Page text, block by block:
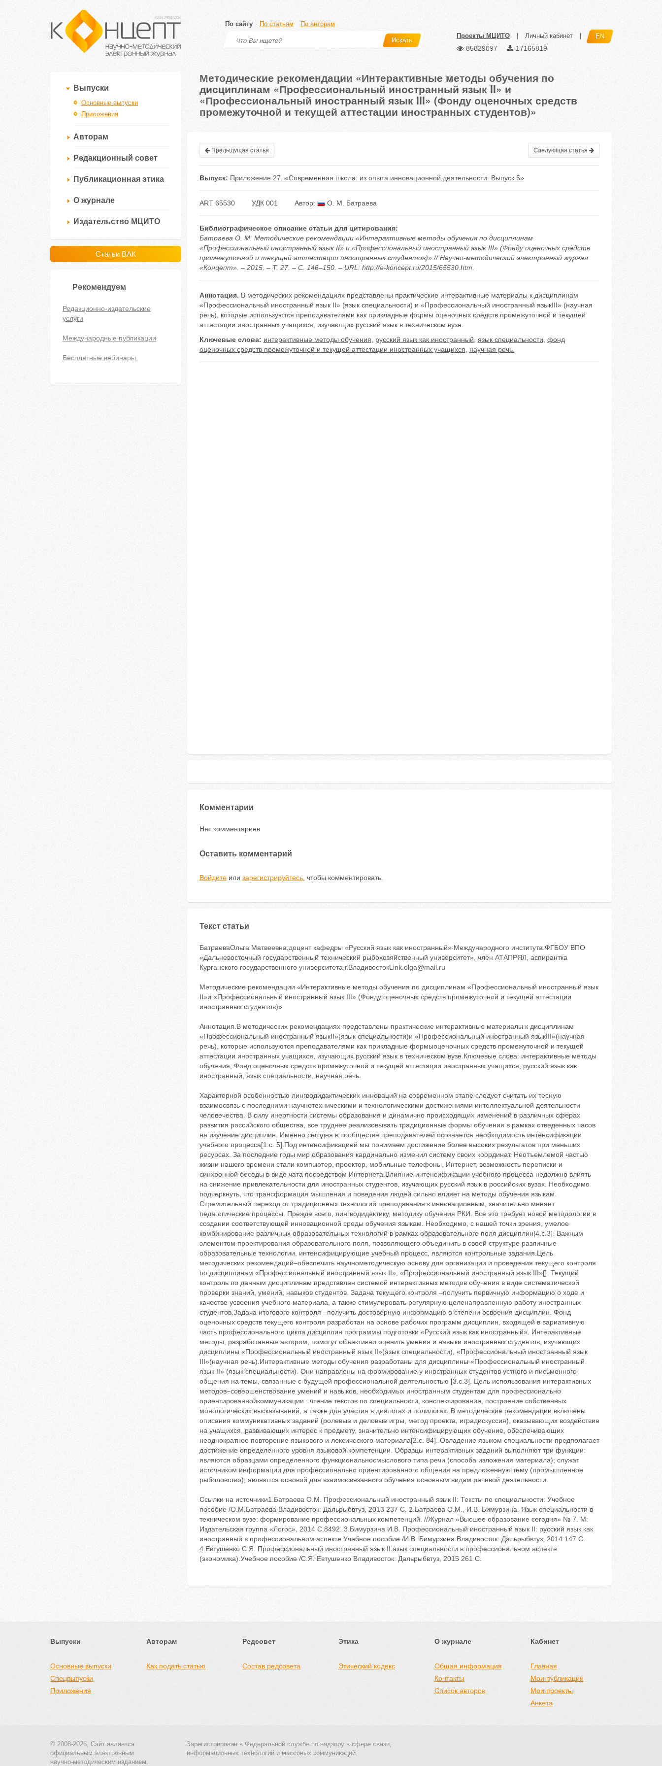
По сайту По статьям По авторам
Искать
Проекты МЦИТО Личный кабинет EN
85829097 17165819
Выпуски
Основные выпуски
Приложения
Авторам
Редакционный совет
Публикационная этика
О журнале
Издательство МЦИТО
Статьи ВАК
Рекомендуем
Редакционно-издательские
услуги
Международные публикации
Бесплатные вебинары
Методические рекомендации «Интерактивные методы обучения по
дисциплинам «Профессиональный иностранный язык II» и
«Профессиональный иностранный язык III» (Фонду оценочных средств
промежуточной и текущей аттестации иностранных студентов)»
Предыдущая статья Следующая статья
Выпуск: Приложение 27. «Современная школа: из опыта инновационной деятельности. Выпуск 5»
ART 65530 УДК 001 Автор: О. М. Батраева
Библиографическое описание статьи для цитирования:
Батраева О. М. Методические рекомендации «Интерактивные методы обучения по дисциплинам
«Профессиональный иностранный язык II» и «Профессиональный иностранный язык III» (Фонду оценочных средств
промежуточной и текущей аттестации иностранных студентов)» // Научно-методический электронный журнал
«Концепт». – 2015. – Т. 27. – С. 146–150. – URL: http://e-koncept.ru/2015/65530.htm.
Аннотация. В методических рекомендациях представлены практические интерактивные материалы к дисциплинам
«Профессиональный иностранный язык II» (язык специальности) и «Профессиональный иностранный языкIII» (научная
речь), которые используются преподавателями как прикладные формы оценочных средств промежуточной и текущей
аттестации иностранных учащихся, изучающих русский язык в техническом вузе.
Ключевые слова: интерактивные методы обучения русский язык как иностранный язык специальности фонд
оценочных средств промежуточной и текущей аттестации иностранных учащихся
научная речь.
Комментарии
Нет комментариев
Оставить комментарий
Войдитеили зарегистрируйтесь, чтобы комментировать.
Текст статьи
БатраеваОльга Матвеевна,доцент кафедры «Русский язык как иностранный» Международного института ФГБОУ ВПО
«Дальневосточный государственный технический рыбохозяйственный университет», член АТАПРЯЛ, аспирантка
Курганского государственного университета,г.ВладивостокLink.olga@mail.ru
Методические рекомендации «Интерактивные методы обучения по дисциплинам «Профессиональный иностранный язык
II»и «Профессиональный иностранный язык III» (Фонду оценочных средств промежуточной и текущей аттестации
иностранных студентов)»
Аннотация.В методических рекомендациях представлены практические интерактивные материалы к дисциплинам
«Профессиональный иностранный языкII»(язык специальности)и «Профессиональный иностранный языкIII»(научная
речь), которые используются преподавателями как прикладные формыоценочных средств промежуточной и текущей
аттестации иностранных учащихся, изучающих русский язык в техническом вузе.Ключевые слова: интерактивные методы
обучения, Фонд оценочных средств промежуточной и текущей аттестации иностранных учащихся, русский язык как
иностранный, язык специальности, научная речь.
Характерной особенностью лингводидактических инноваций на современном этапе следует считать их тесную
взаимосвязь с последними научнотехническими и технологическими достижениями интеллектуальной деятельности
человечества. В силу инертности системы образования и динамично происходящих изменений в различных сферах
развития российского общества, все труднее реализовывать традиционные формы обучения в рамках отведенных часов
на изучение дисциплин. Именно сегодня в сообществе преподавателей осознается необходимость интенсификации
учебного процесса[1.c. 5].Под интенсификацией мы понимаем достижение более высоких результатов при меньших
ресурсах. За последние годы мир образования кардинально изменил систему своих координат. Неотъемлемой частью
жизни нашего времени стали компьютер, проектор, мобильные телефоны, Интернет, возможность переписки и
синхронной беседы в виде чата посредством Интернета.Влияние интенсификации учебного процесса недолжно влиять
на снижение привлекательности для иностранных студентов, изучающих русский язык в российских вузах. Необходимо
подчеркнуть, что трансформация мышления и поведения людей сильно влияет на методы обучения языкам.
Стремительный переход от традиционных технологий преподавания к инновационным, значительно меняет
педагогические процессы. Прежде всего, лингводидактику, методику обучения РКИ. Все это требует новой методологии в
создании соответствующей инновационной среды обучения языкам. Необходимо, с нашей точки зрения, умелое
комбинирование различных образовательных технологий в рамках образовательного поля дисциплин[4.с.3]. Важным
элементом проектирования образовательного поля, позволяющего объединить в своей структуре различные
образовательные технологии, интенсифицирующие учебный процесс, являются контрольные задания.Цель
методических рекомендаций–обеспечить научнометодическую основу для организации и проведения текущего контроля
по дисциплинам «Профессиональный иностранный язык II», «Профессиональный иностранный язык III»[]. Текущий
контроль по данным дисциплинам представлен системой интерактивных методов обучения в виде систематической
проверки знаний, умений, навыков студентов. Задача текущего контроля –получить первичную информацию о ходе и
качестве усвоения учебного материала, а также стимулировать регулярную целенаправленную работу иностранных
студентов.Задача итогового контроля –получить достоверную информацию о степени освоения дисциплин. Фонд
оценочных средств текущего контроля разработан на основе рабочих программ дисциплин, входящей в вариативную
часть профессионального цикла дисциплин программы подготовки «Русский язык как иностранный». Интерактивные
методы, разработанные автором, помогут объективно оценить умения и навыки иностранных студентов, изучающих
дисциплины «Профессиональный иностранный язык II»(язык специальности), «Профессиональный иностранный язык
III»(научная речь).Интерактивные методы обучения разработаны для дисциплины «Профессиональный иностранный
язык II» (язык специальности). Они направлены на формирование у иностранных студентов устного и письменного
общения на темы, связанные с будущей профессиональной деятельностью [3.с.3]. Цель использования интерактивных
методов–совершенствование умений и навыков, необходимых иностранным студентам для профессионально
ориентированнойкоммуникации : чтение текстов по специальности, конспектирование, построение собственных
монологических высказываний, а также для участия в диалогах и полилогах. В методические рекомендации включены
описания коммуникативных заданий (ролевые и деловые игры, метод проекта, иградискуссия), оказывающих воздействие
на учащихся, развивающих интерес к предмету, значительно интенсифицирующих обучение, обеспечивающих
неоднократное повторение языкового и лексического материала[2.c. 84]. Овладение языком специальности предполагает
достижение определенного уровня языковой компетенции. Образцы интерактивных заданий выполняют три функции:
являются образцами определенного функциональносмыслового типа речи (способа изложения материала); служат
источником информации для профессионально ориентированного общения на предложенную тему (промышленное
рыболовство); являются основой для взаимосвязанного обучения основным видам речевой деятельности.
Ссылки на источники1.Батраева О.М. Профессиональный иностранный язык II: Тексты по специальности: Учебное
пособие /О.М.Батраева Владивосток: Дальрыбвтуз, 2013 237 С. 2.Батраева О.М., И.В. Бимурзина. Язык специальности в
техническом вузе: формирование профессиональных компетенций. //Журнал «Высшее образование сегодня» № 7. М:
Издательская группа «Логос», 2014 С.8492. 3.Бимурзина И.В. Профессиональный иностранный язык II: русский язык как
иностранный в профессиональном аспекте.Учебное пособие /И.В. Бимурзина Владивосток: Дальрыбвтуз, 2014 147 С.
4.Евтушенко С.Я. Профессиональный иностранный язык II:язык специальности в профессиональном аспекте
(экономика).Учебное пособие /С.Я. Евтушенко Владивосток: Дальрыбвтуз, 2015 261 С.
Выпуски
Основные выпуски
Спецвыпуски
Приложения
Авторам
Как подать статью
Редсовет
Состав редсовета
Этика
Этический кодекс
О журнале
Общая информация
Контакты
Список авторов
Кабинет
Главная
Мои публикации
Мои проекты
Анкета
© 2008-2026, Сайт является
официальным электронным
научно-методическим изданием.
Зарегистрирован в Федеральной службе по надзору в сфере связи,
информационных технологий и массовых коммуникаций.